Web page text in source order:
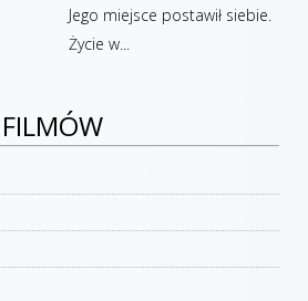
Jego miejsce postawił siebie.
Życie w...